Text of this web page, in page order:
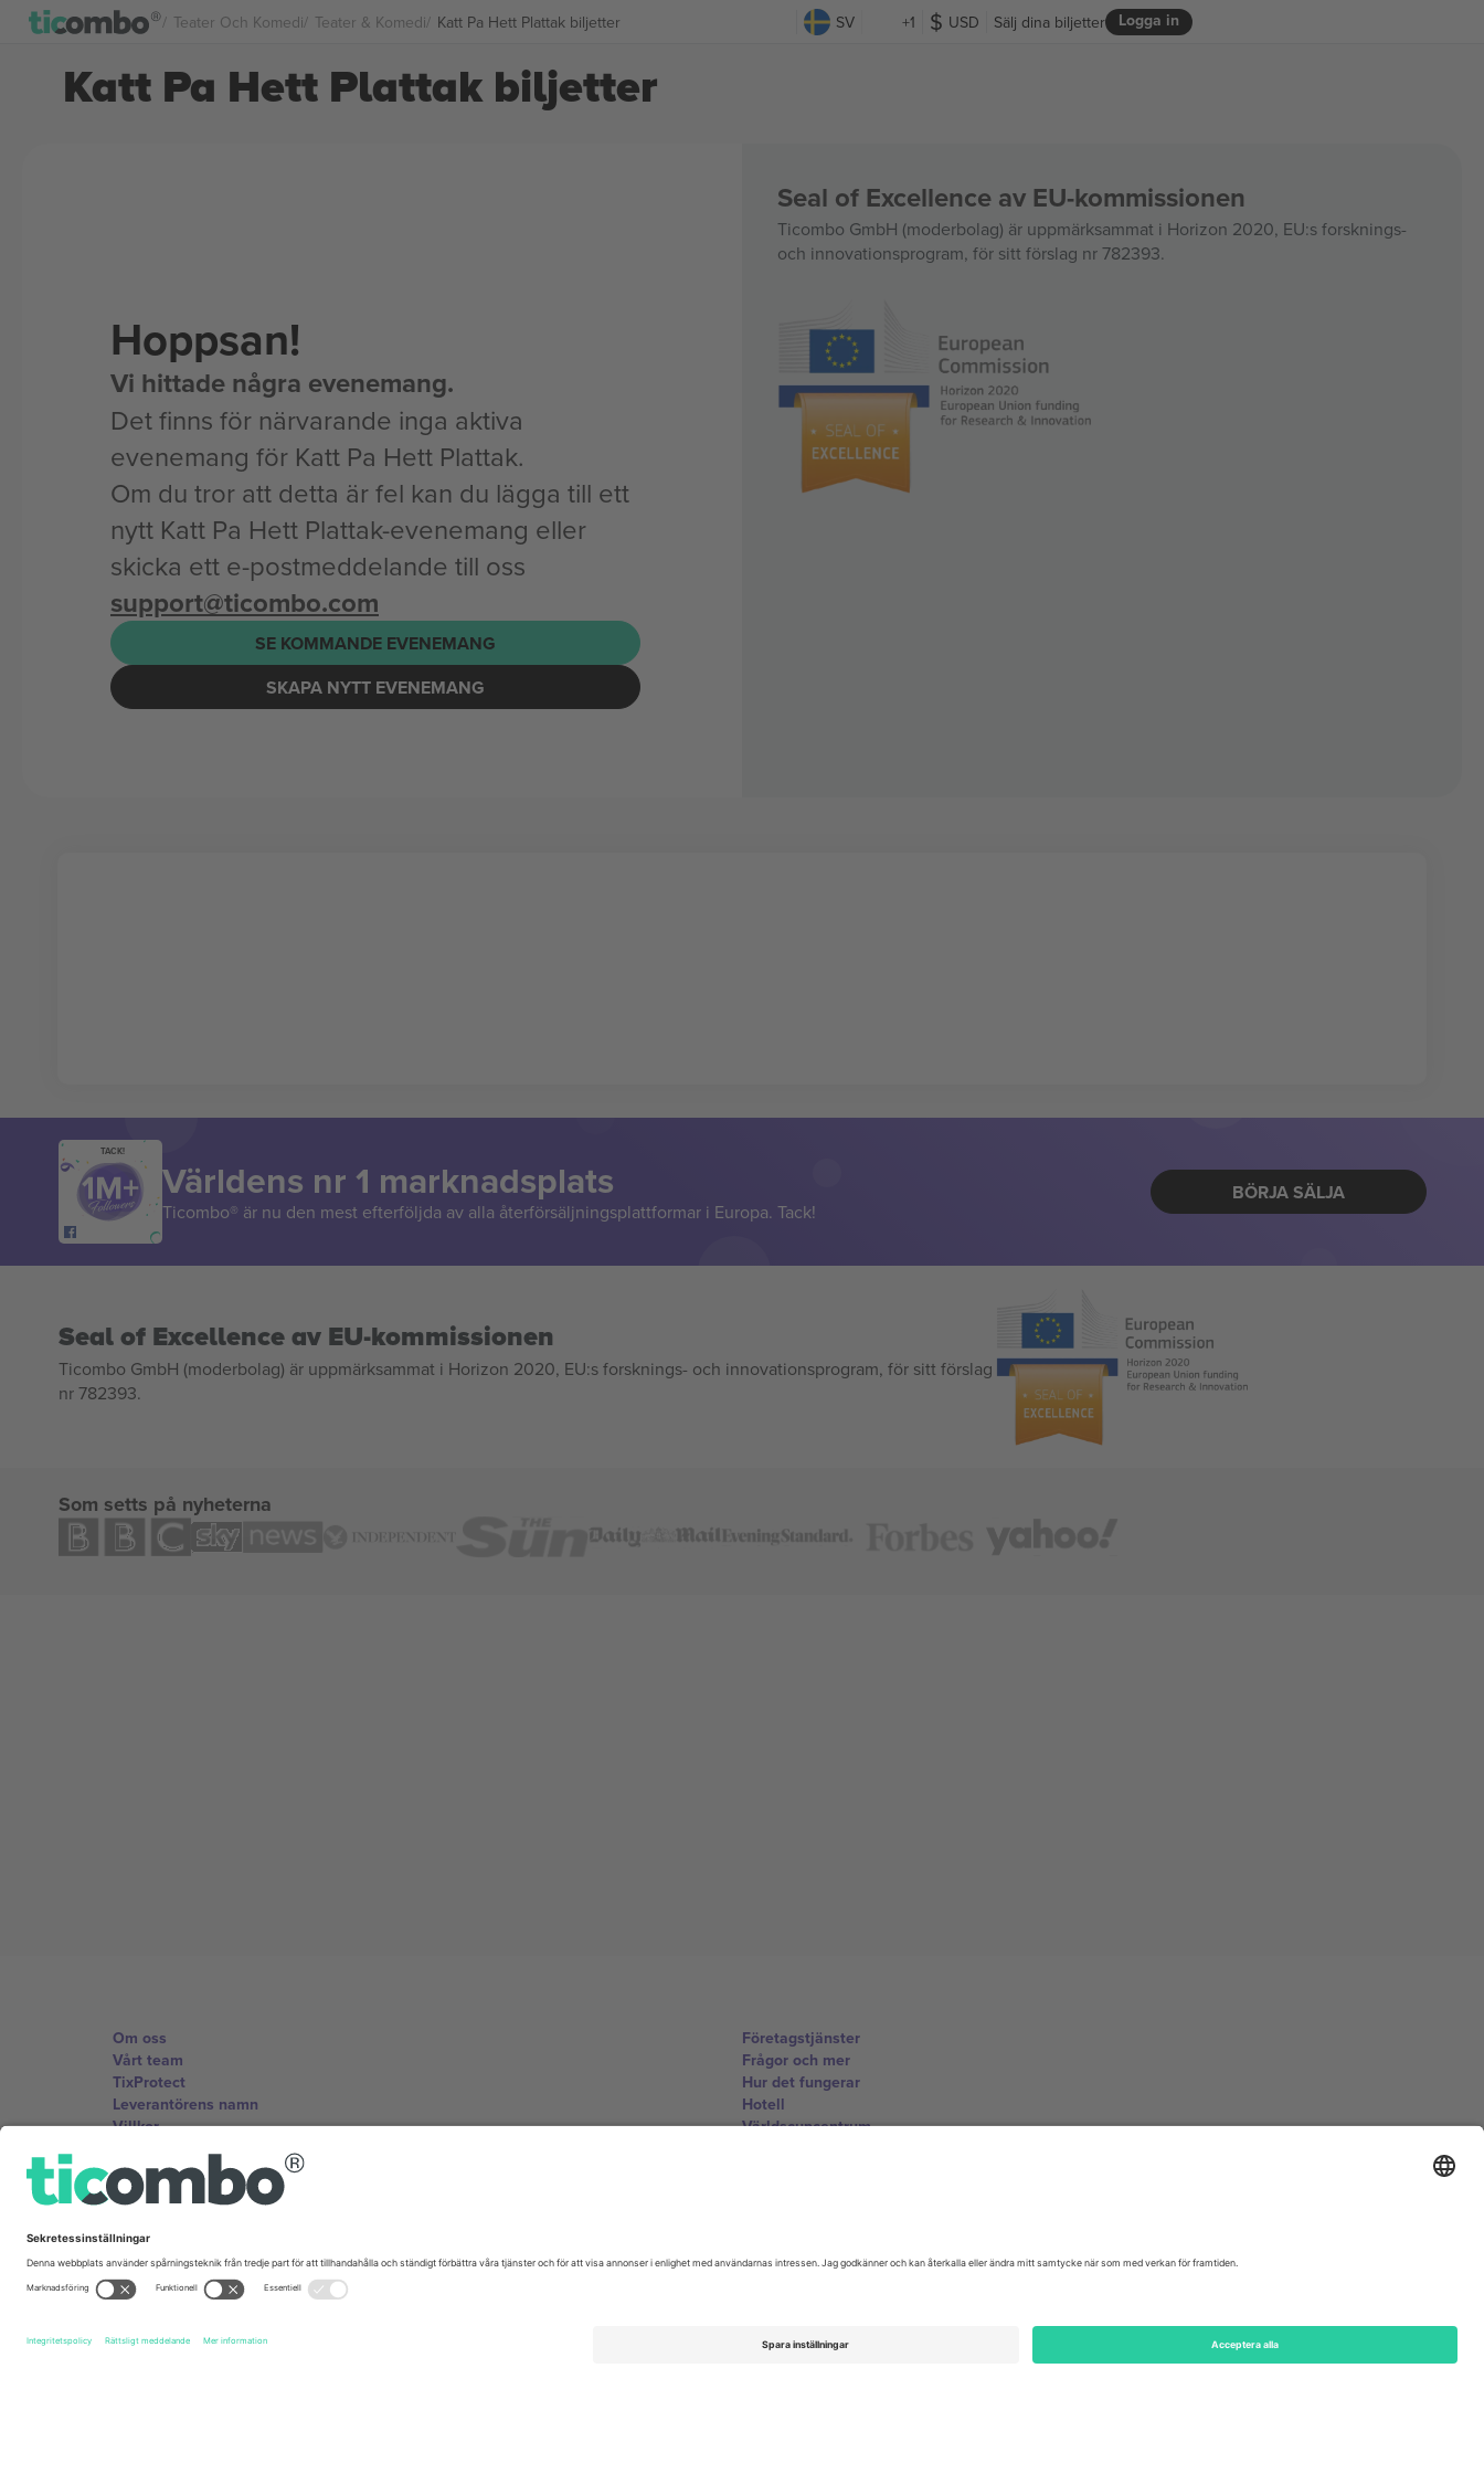
Teater Och Komedi Teater & Komedi Katt Pa Hett Plattak biljetter SV +1 USD Logga in
Sälj dina biljetter
Katt Pa Hett Plattak biljetter
Hoppsan!
Vi hittade några evenemang.
Det finns för närvarande inga aktiva
evenemang för Katt Pa Hett Plattak.
Om du tror att detta är fel kan du lägga till ett
nytt Katt Pa Hett Plattak-evenemang eller
skicka ett e-postmeddelande till oss
support@ticombo.com
SE KOMMANDE EVENEMANG
SKAPA NYTT EVENEMANG
Seal of Excellence av EU-kommissionen
Ticombo GmbH (moderbolag) är uppmärksammat i Horizon 2020, EU:s forsknings-
och innovationsprogram, för sitt förslag nr 782393.
TACK!
Världens nr 1 marknadsplats
Ticombo® är nu den mest efterföljda av alla återförsäljningsplattformar i Europa. Tack!
BÖRJA SÄLJA
Seal of Excellence av EU-kommissionen
Ticombo GmbH (moderbolag) är uppmärksammat i Horizon 2020, EU:s forsknings- och innovationsprogram, för sitt förslag
nr 782393.
Som setts på nyheterna
Om oss
Vårt team
TixProtect
Leverantörens namn
Villkor
Affiliate-program
Företagstjänster
Frågor och mer
Hur det fungerar
Hotell
Världscupcentrum